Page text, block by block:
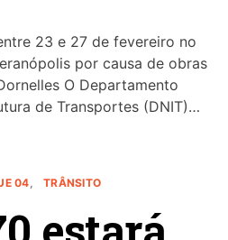
23 e 27 de fevereiro no
por causa de obras
O Departamento
de Transportes (DNIT)…
04 TRÂNSITO